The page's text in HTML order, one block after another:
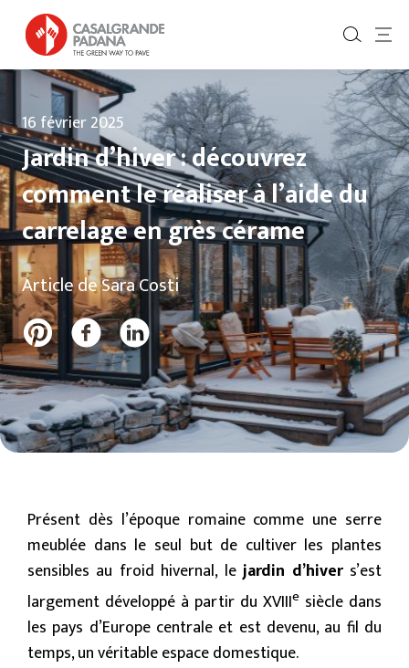
16 février 2025
Jardin d’hiver : découvrez
comment le réaliser à l’aide du
carrelage en grès cérame
Article de Sara Costi
Présent dès l’époque romaine comme une serre
meublée dans le seul but de cultiver les plantes
sensibles au froid hivernal, lejardin d’hivers’est
largement développé à partir du XVIIIe siècle dans
les pays d’Europe centrale et est devenu, au fil du
temps, un véritable espace domestique.